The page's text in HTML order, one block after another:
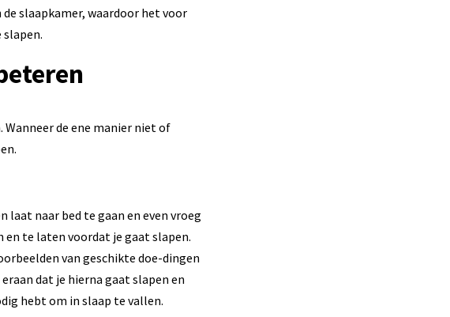
slaapkamer, waardoor het voor
de ene manier niet of
laat naar bed te gaan en even vroeg
en te laten voordat je gaat slapen.
van geschikte doe-dingen
dat je hierna gaat slapen en
hebt om in slaap te vallen.